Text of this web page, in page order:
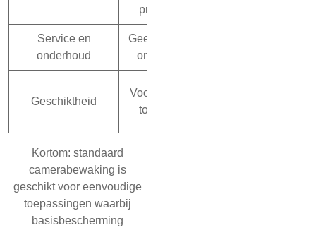
professioneel
Service en
onderhoud
Geen of minimale
ondersteuning
Geschiktheid
Voor eenvoudige
toepassingen
Kortom: standaard
camerabewaking is
geschikt voor eenvoudige
toepassingen waarbij
basisbescherming